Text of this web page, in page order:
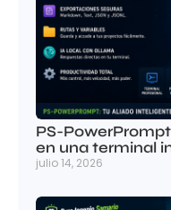
PS-
en una terminal
julio 14, 2026